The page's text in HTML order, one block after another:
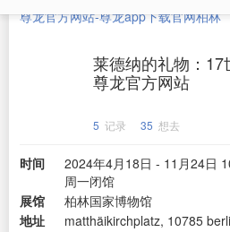
尊龙官方网站-尊龙app下载官网柏林
莱德纳的礼物：
尊龙官方网站
5 记录 35 想去
时间
2024年4月18日 - 11月24日
周一闭馆
展馆
柏林国家博物馆
地址
matthäikirchplatz, 10785